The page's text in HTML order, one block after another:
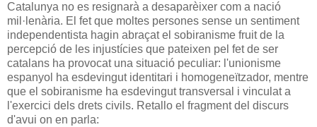
Catalunya no es resignarà a desaparèixer com a nació
mil·lenària. El fet que moltes persones sense un sentiment
independentista hagin abraçat el sobiranisme fruit de la
percepció de les injustícies que pateixen pel fet de ser
catalans ha provocat una situació peculiar: l'unionisme
espanyol ha esdevingut identitari i homogeneïtzador, mentre
que el sobiranisme ha esdevingut transversal i vinculat a
l'exercici dels drets civils. Retallo el fragment del discurs
d'avui on en parla: